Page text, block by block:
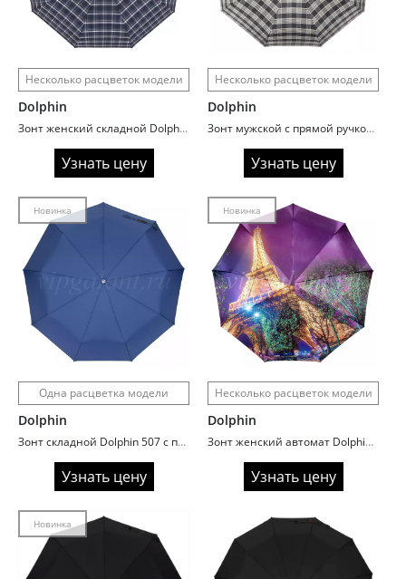
Несколько расцветок модели
Dolphin
Зонт женский складной Dolphin 134 Клетка
Узнать цену
Несколько расцветок модели
Dolphin
Зонт мужской с прямой ручкой Dolphin 430 Клетка
Узнать цену
Новинка
Одна расцветка модели
Dolphin
Зонт складной Dolphin 507 с прямой ручкой
Узнать цену
Новинка
Несколько расцветок модели
Dolphin
Зонт женский автомат Dolphin 116 Города
Узнать цену
Новинка